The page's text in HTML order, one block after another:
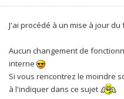
J'ai procédé à un mise à jour du
Aucun changement de
interne
Si vous rencontrez le moindre
à l'indiquer dans ce sujet